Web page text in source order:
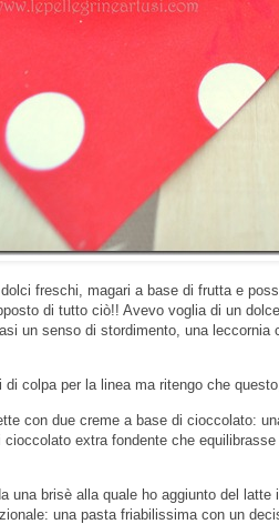
dolci freschi, magari a base di frutta e
di tutto ciò!! Avevo voglia di un
un senso di stordimento, una
di colpa per la linea ma ritengo che
con due creme a base di cioccolato:
extra fondente che
una brisè alla quale ho aggiunto del latte
una pasta friabilissima con un